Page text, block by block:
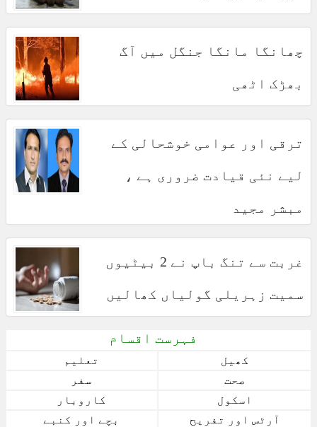
چھانگا مانگا جنگل میں آگ
بھڑک اٹھی
ترقی اور عوامی خوشحالی کے
لیے نئی قیادت ضروری ہے ،
مبشر مجید
غربت سے تنگ باپ نے 2 بیٹیوں
سمیت زہریلی گولیاں کھالیں
فہرست اقسام
کھیل
تعلیم
صحت
سفر
اسکول
کاروبار
آرٹس اور تفریح
بچے اور کنبے